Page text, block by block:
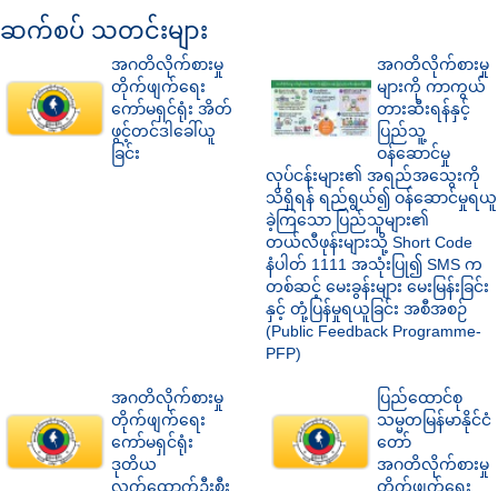
ဆက်စပ် သတင်းများ
အဂတိလိုက်စားမှု
တိုက်ဖျက်ရေး
ကော်မရှင်ရုံး အိတ်
ဖွင့်တင်ဒါခေါ်ယူ
ခြင်း
အဂတိလိုက်စားမှု
များကို ကာကွယ်
တားဆီးရန်နှင့်
ပြည်သူ့
ဝန်ဆောင်မှု
လုပ်ငန်းများ၏ အရည်အသွေးကို
သိရှိရန် ရည်ရွယ်၍ ဝန်ဆောင်မှုရယူ
ခဲ့ကြသော ပြည်သူများ၏
တယ်လီဖုန်းများသို့ Short Code
နံပါတ် 1111 အသုံးပြု၍ SMS က
တစ်ဆင့် မေးခွန်းများ မေးမြန်းခြင်း
နှင့် တုံ့ပြန်မှုရယူခြင်း အစီအစဉ်
(Public Feedback Programme-
PFP)
အဂတိလိုက်စားမှု
တိုက်ဖျက်ရေး
ကော်မရှင်ရုံး
ဒုတိယ
လက်ထောက်ဦးစီး
ပြည်ထောင်စု
သမ္မတမြန်မာနိုင်ငံ
တော်
အဂတိလိုက်စားမှု
တိုက်ဖျက်ရေး